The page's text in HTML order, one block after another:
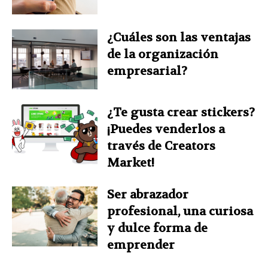
¿Cuáles son las ventajas
de la organización
empresarial?
¿Te gusta crear stickers?
¡Puedes venderlos a
través de Creators
Market!
Ser abrazador
profesional, una curiosa
y dulce forma de
emprender